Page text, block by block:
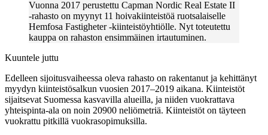
Vuonna 2017 perustettu Capman Nordic Real Estate II
-rahasto on myynyt 11 hoivakiinteistöä ruotsalaiselle
Hemfosa Fastigheter -kiinteistöyhtiölle. Nyt toteutettu
kauppa on rahaston ensimmäinen irtautuminen.
Kuuntele juttu
Edelleen sijoitusvaiheessa oleva rahasto on rakentanut ja kehittänyt
myydyn kiinteistösalkun vuosien 2017–2019 aikana. Kiinteistöt
sijaitsevat Suomessa kasvavilla alueilla, ja niiden vuokrattava
yhteispinta-ala on noin 20900 neliömetriä. Kiinteistöt on täyteen
vuokrattu pitkillä vuokrasopimuksilla.